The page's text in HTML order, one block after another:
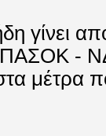
-
μέτρα